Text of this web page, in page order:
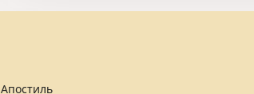
Апостиль